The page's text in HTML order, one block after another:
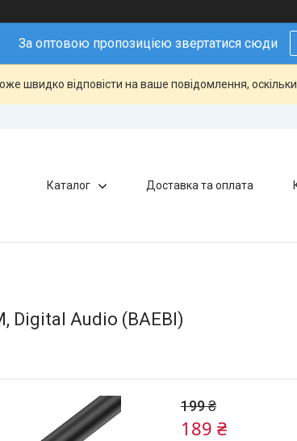
За оптовою пропозицією звертатися сюди
швидко відповісти на ваше повідомлення,
Каталог Доставка та оплата
Digital Audio (BAEBI)
199 ₴
189 ₴